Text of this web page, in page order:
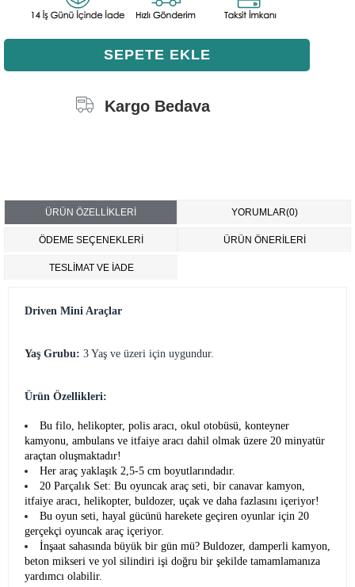
Kargo Bedava
ÜRÜN ÖZELLIKLERI YORUMLAR(0)
ÖDEME SEÇENEKLERI ÜRÜN ÖNERILERI
TESLİMAT VE İADE
Driven Mini Araçlar
Yaş Grubu: 3 Yaş ve üzeri için uygundur.
Ürün Özellikleri:
Bu filo, helikopter, polis aracı, okul otobüsü, konteyner
kamyonu, ambulans ve itfaiye aracı dahil olmak üzere 20 minyatür
araçtan oluşmaktadır!
Her araç yaklaşık 2,5-5 cm boyutlarındadır.
20 Parçalık Set: Bu oyuncak araç seti, bir canavar kamyon,
itfaiye aracı, helikopter, buldozer, uçak ve daha fazlasını içeriyor!
Bu oyun seti, hayal gücünü harekete geçiren oyunlar için 20
gerçekçi oyuncak araç içeriyor.
İnşaat sahasında büyük bir gün mü? Buldozer, damperli kamyon,
beton mikseri ve yol silindiri işi doğru bir şekilde tamamlamanıza
yardımcı olabilir.